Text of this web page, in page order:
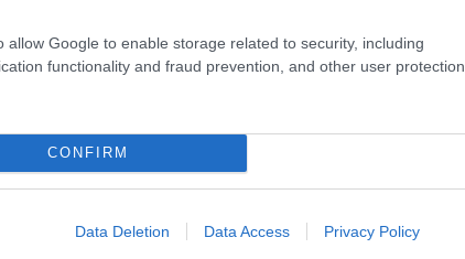
allow Google to enable storage related to security, including
functionality and fraud prevention, and other user protection.
CONFIRM
Data Deletion Data Access Privacy Policy
várt szabadságot a Windows 11-ben.
meghallotta felhasználók panaszait, és